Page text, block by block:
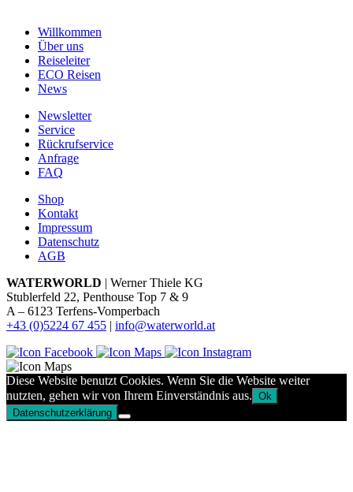
Willkommen
Über uns
Reiseleiter
ECO Reisen
News
Newsletter
Service
Rückrufservice
Anfrage
FAQ
Shop
Kontakt
Impressum
Datenschutz
AGB
WATERWORLD | Werner Thiele KG
Stublerfeld 22, Penthouse Top 7 & 9
A – 6123 Terfens-Vomperbach
+43 (0)5224 67 455 | info@waterworld.at
Diese Website benutzt Cookies. Wenn Sie die Website weiter
nutzten, gehen wir von Ihrem Einverständnis aus. Ok
Datenschutzerklärung